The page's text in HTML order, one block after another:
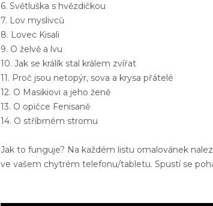
6. Světluška s hvězdičkou
7. Lov myslivců
8. Lovec Kisali
9. O želvě a lvu
10. Jak se králík stal králem zvířat
11. Proč jsou netopýr, sova a krysa přátelé
12. O Masikiovi a jeho ženě
13. O opičce Fenisaně
14. O stříbrném stromu
Jak to funguje? Na každém listu omalovánek
ve vašem chytrém telefonu/tabletu. Spustí se